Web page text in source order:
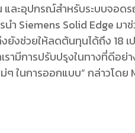
ละอุปกรณ์สำหรับระบบจอด
ำ Siemens Solid Edge ม
งยังช่วยให้ลดต้นทุนได้ถึง 18
รามีการปรับปรุงในทางที่ดีอ
ๆ ในการออกแบบ” กล่าวโด